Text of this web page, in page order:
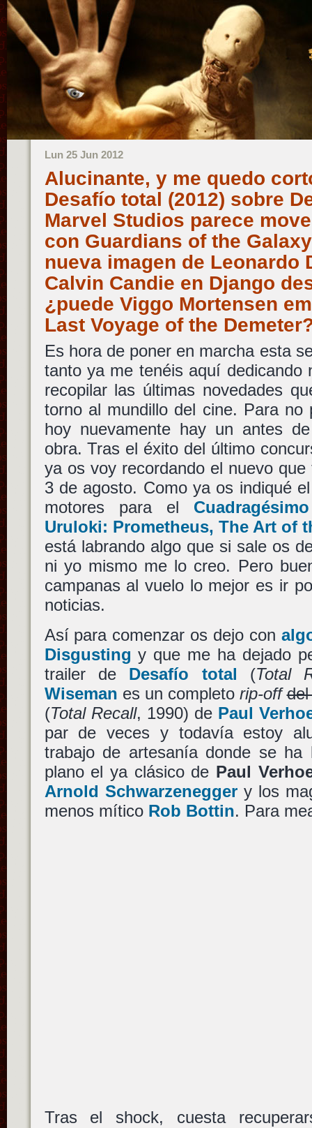
Lun 25 Jun 2012
Alucinante, y me quedo
Desafío total (2012) sobre
Marvel Studios parece
con Guardians of the
nueva imagen de Leonardo
Calvin Candie en Django
¿puede Viggo Mortensen
Last Voyage of the
Es hora de poner en marcha esta
tanto ya me tenéis aquí dedicando
recopilar las últimas novedades
torno al mundillo del cine. Para
hoy nuevamente hay un antes
obra. Tras el éxito del último
ya os voy recordando el nuevo
3 de agosto. Como ya os indiqué
motores para el
Uruloki: Prometheus, The Art of
está labrando algo que si sale os
ni yo mismo me lo creo. Pero
campanas al vuelo lo mejor es ir
noticias.
Así para comenzar os dejo con
Disgusting y que me ha dejado
trailer de Desafío total (Total
Wiseman es un completo rip-off
(Total Recall, 1990) de Paul
par de veces y todavía estoy
trabajo de artesanía donde se ha
plano el ya clásico de Paul
Arnold Schwarzeneggery los
menos mítico Rob Bottin. Para
Tras el shock, cuesta